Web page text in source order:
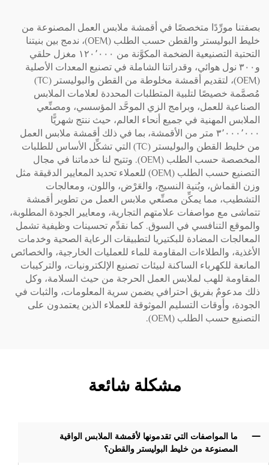
بصفتنا مورِّدًا متخصصًا في أقمشة ملابس العمل المصنوعة من
خليط البوليستر والقطن حسب الطلب (OEM)، ندمج بين بنيتنا
التحتية التصنيعية الضخمة المكوَّنة من ١٢٠٬٠٠٠ مغزل حلقي
و٣٠٠ نول هوائي، وقدراتنا الشاملة في تصنيع المعدات الأصلية
(OEM)، لتقديم أقمشة مخلوطة من القطن والبوليستر (TC)
مُصمَّمة خصيصًا لتلبية المتطلبات المحددة لعلامات الملابس
الصناعية للعمل، وبرامج الزي الموحَّد المؤسسي، ومصنِّعي
الملابس المهنية في جميع أنحاء العالم، حيث ننتج شهريًّا
٣٬٠٠٠٬٠٠٠ متر من الأقمشة، بما في ذلك أقمشة ملابس العمل
من خليط القطن والبوليستر (TC) التي تشكِّل الأساس للطلبات
المخصصة حسب الطلب (OEM). وتتيح لنا خدماتنا في مجال
التصنيع حسب الطلب (OEM) للعملاء تحديد المعايير الدقيقة مثل
وزن القماش، وبُنية النسيج، والعَرْض، واللون، ومعالجات
التشطيب، مما يمكِّن مصنِّعي ملابس العمل من تطوير أقمشة
تتماشى مع مواصفات علامتهم التجارية، ومعايير الجودة المطلوبة،
والموقع التنافسي في السوق. كما نقدِّم تحسينات وظيفية تشمل
المعالجات المضادة للبكتيريا لتطبيقات الرعاية الصحية وخدمات
الأغذية، والطلاءات المقاومة للماء للعمليات الخارجية، والخصائص
المانعة للكهرباء الساكنة لبيئات تصنيع الإلكترونيات، والتركيبات
المقاومة للهب لملابس العمل الحرجة من حيث السلامة، وكل
ذلك مدعومٌ بفريق احترافي يضمن سرية المعلومات، والثبات في
الجودة، وأوقات التسليم الموثوقة للعملاء الذين يعتمدون على
التصنيع حسب الطلب (OEM).
مشكلة شائعة
ما المواصفات التي تقدمونها لأقمشة الملابس الواقية
المصنوعة من خليط البوليستر والقطن؟